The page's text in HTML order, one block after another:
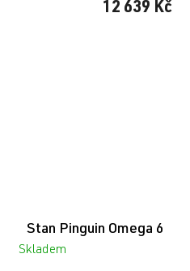
12 639 Kč
Stan Pinguin Omega 6
Skladem